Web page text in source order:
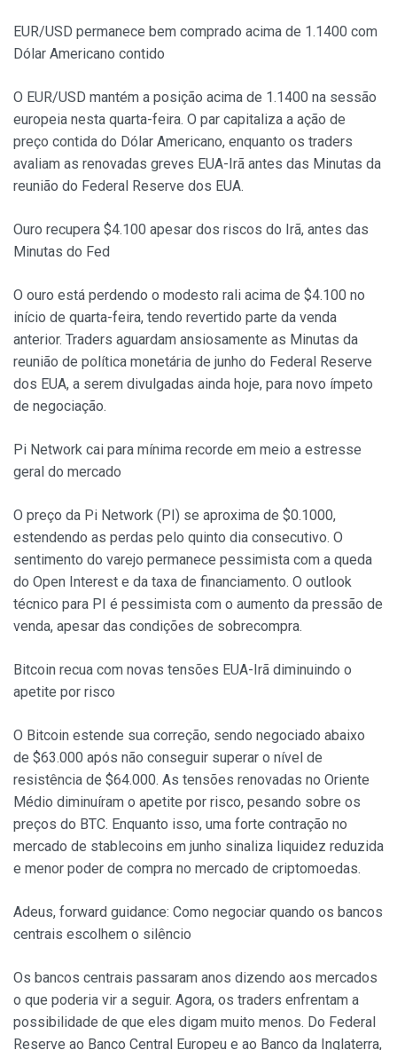
EUR/USD permanece bem comprado acima de 1.1400 com
Dólar Americano contido
O EUR/USD mantém a posição acima de 1.1400 na sessão
europeia nesta quarta-feira. O par capitaliza a ação de
preço contida do Dólar Americano, enquanto os traders
avaliam as renovadas greves EUA-Irã antes das Minutas da
reunião do Federal Reserve dos EUA.
Ouro recupera $4.100 apesar dos riscos do Irã, antes das
Minutas do Fed
O ouro está perdendo o modesto rali acima de $4.100 no
início de quarta-feira, tendo revertido parte da venda
anterior. Traders aguardam ansiosamente as Minutas da
reunião de política monetária de junho do Federal Reserve
dos EUA, a serem divulgadas ainda hoje, para novo ímpeto
de negociação.
Pi Network cai para mínima recorde em meio a estresse
geral do mercado
O preço da Pi Network (PI) se aproxima de $0.1000,
estendendo as perdas pelo quinto dia consecutivo. O
sentimento do varejo permanece pessimista com a queda
do Open Interest e da taxa de financiamento. O outlook
técnico para PI é pessimista com o aumento da pressão de
venda, apesar das condições de sobrecompra.
Bitcoin recua com novas tensões EUA-Irã diminuindo o
apetite por risco
O Bitcoin estende sua correção, sendo negociado abaixo
de $63.000 após não conseguir superar o nível de
resistência de $64.000. As tensões renovadas no Oriente
Médio diminuíram o apetite por risco, pesando sobre os
preços do BTC. Enquanto isso, uma forte contração no
mercado de stablecoins em junho sinaliza liquidez reduzida
e menor poder de compra no mercado de criptomoedas.
Adeus, forward guidance: Como negociar quando os bancos
centrais escolhem o silêncio
Os bancos centrais passaram anos dizendo aos mercados
o que poderia vir a seguir. Agora, os traders enfrentam a
possibilidade de que eles digam muito menos. Do Federal
Reserve ao Banco Central Europeu e ao Banco da Inglaterra,